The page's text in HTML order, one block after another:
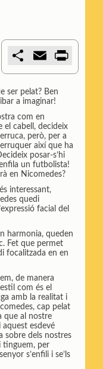
a
r
i
r
m
l
ser pelat? Ben
a imaginar!
com en
el cabell, decideix
però, per a
així que ha
posar-s’hi
un futbolista!
en Nicomedes?
interessant,
quedi
facial del
harmonia, queden
Fet que permet
focalitzada en en
de manera
com és el
amb la realitat i
cap pelat
que al nostre
esdevé
sobre dels nostres
tinguem, per
s’enfili i se’ls